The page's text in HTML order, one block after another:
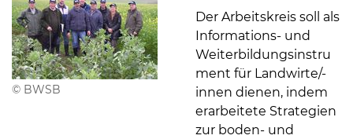
© BWSB
Der Arbeitskreis soll als
Informations- und
Weiterbildungsinstru
ment für Landwirte/-
innen dienen, indem
erarbeitete Strategien
zur boden- und